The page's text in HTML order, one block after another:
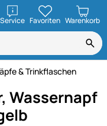
ServiceöffnenFavoriten Warenkorb
& Trinkflaschen
Wassernapf